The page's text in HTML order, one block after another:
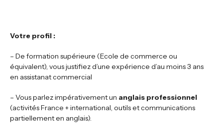
Votre profil :
– De formation supérieure (Ecole de commerce ou
équivalent), vous justifiez d’une expérience d’au moins 3 ans
en assistanat commercial
– Vous parlez impérativement un anglais professionnel
(activités France + international, outils et communications
partiellement en anglais).